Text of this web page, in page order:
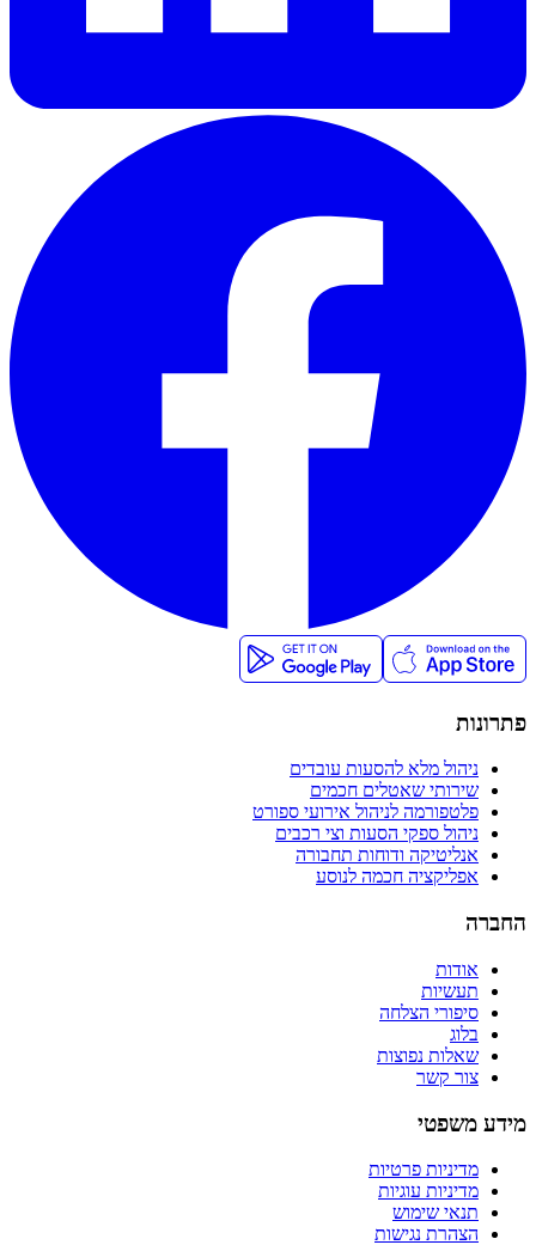
פתרונות
ניהול מלא להסעות עובדים
שירותי שאטלים חכמים
פלטפורמה לניהול אירועי ספורט
ניהול ספקי הסעות וצי רכבים
אנליטיקה ודוחות תחבורה
אפליקציה חכמה לנוסע
החברה
אודות
תעשיות
סיפורי הצלחה
בלוג
שאלות נפוצות
צור קשר
מידע משפטי
מדיניות פרטיות
מדיניות עוגיות
תנאי שימוש
הצהרת נגישות